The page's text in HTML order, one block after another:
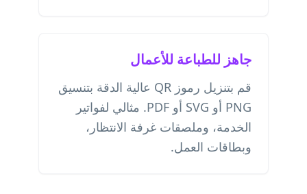
جاهز للطباعة للأعمال
قم بتنزيل رموز QR عالية الدقة بتنسيق
PNG أو SVG أو PDF. مثالي لفواتير
الخدمة، وملصقات غرفة الانتظار،
وبطاقات العمل.